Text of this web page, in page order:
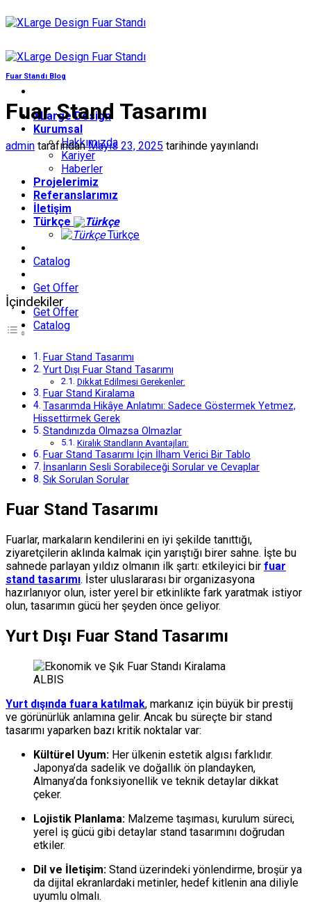
atla
XLarge Design
Kurumsal
Hakkımızda
Kariyer
Haberler
Projelerimiz
Referanslarımız
İletişim
Türkçe
Türkçe
Catalog
Get Offer
Get Offer
Catalog
Fuar Standı Blog
Fuar Stand Tasarımı
admin tarafından Mayıs 23, 2025 tarihinde yayınlandı
İçindekiler
Fuar Stand Tasarımı
Yurt Dışı Fuar Stand Tasarımı
Dikkat Edilmesi Gerekenler:
Fuar Stand Kiralama
Tasarımda Hikâye Anlatımı: Sadece Göstermek Yetmez,
Hissettirmek Gerek
Standınızda Olmazsa Olmazlar
Kiralık Standların Avantajları:
Fuar Stand Tasarımı İçin İlham Verici Bir Tablo
İnsanların Sesli Sorabileceği Sorular ve Cevaplar
Sık Sorulan Sorular
Fuar Stand Tasarımı
Fuarlar, markaların kendilerini en iyi şekilde tanıttığı,
ziyaretçilerin aklında kalmak için yarıştığı birer sahne. İşte bu
sahnede parlayan yıldız olmanın ilk şartı: etkileyici bir fuar
stand tasarımı. İster uluslararası bir organizasyona
hazırlanıyor olun, ister yerel bir etkinlikte fark yaratmak istiyor
olun, tasarımın gücü her şeyden önce geliyor.
Yurt Dışı Fuar Stand Tasarımı
ALBIS
Yurt dışında fuara katılmak, markanız için büyük bir prestij
ve görünürlük anlamına gelir. Ancak bu süreçte bir stand
tasarımı yaparken bazı kritik noktalar var:
Kültürel Uyum: Her ülkenin estetik algısı farklıdır.
Japonya’da sadelik ve doğallık ön plandayken,
Almanya’da fonksiyonellik ve teknik detaylar dikkat
çeker.
Lojistik Planlama: Malzeme taşıması, kurulum süreci,
yerel iş gücü gibi detaylar stand tasarımını doğrudan
etkiler.
Dil ve İletişim: Stand üzerindeki yönlendirme, broşür ya
da dijital ekranlardaki metinler, hedef kitlenin ana diliyle
uyumlu olmalı.